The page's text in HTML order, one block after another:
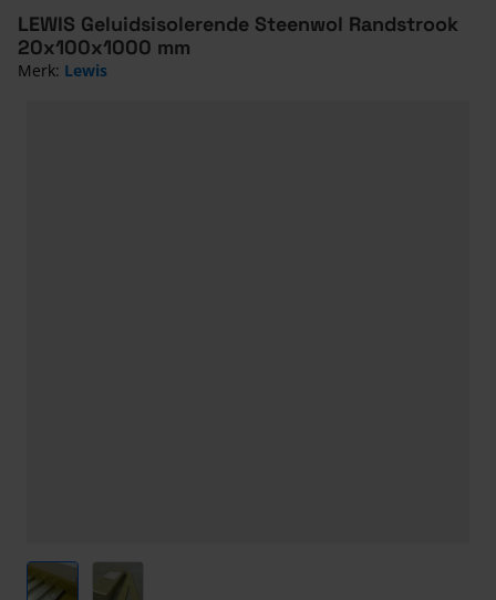
View larger imageView larger image
LEWIS Geluidsisolerende Steenwol Randstrook
20x100x1000 mm
Merk: Lewis